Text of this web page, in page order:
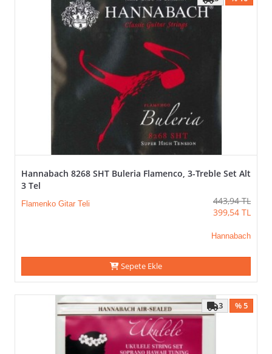
Hannabach 8268 SHT Buleria Flamenco, 3-Treble Set Alt
3 Tel
Flamenko Gitar Teli 443,94 TL
399,54 TL
Hannabach
Sepete Ekle
% 5
3